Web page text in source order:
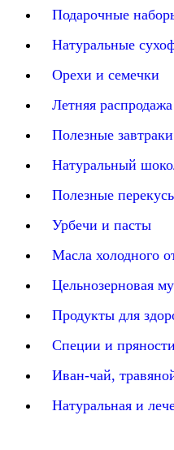
Подарочные
Натуральные
Орехи и семечки
Летняя распродажа
Полезные завтраки
Натуральный
Полезные
Урбечи и пасты
Масла холодного
Цельнозерновая
Продукты для
Специи и пряности
Иван-чай,
Натуральная и